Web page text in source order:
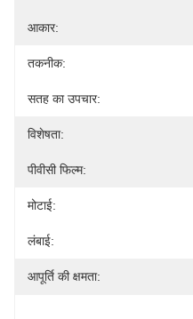
आकार:
तकनीक:
सतह का उपचार:
विशेषता:
पीवीसी फिल्म:
मोटाई:
लंबाई:
आपूर्ति की क्षमता: